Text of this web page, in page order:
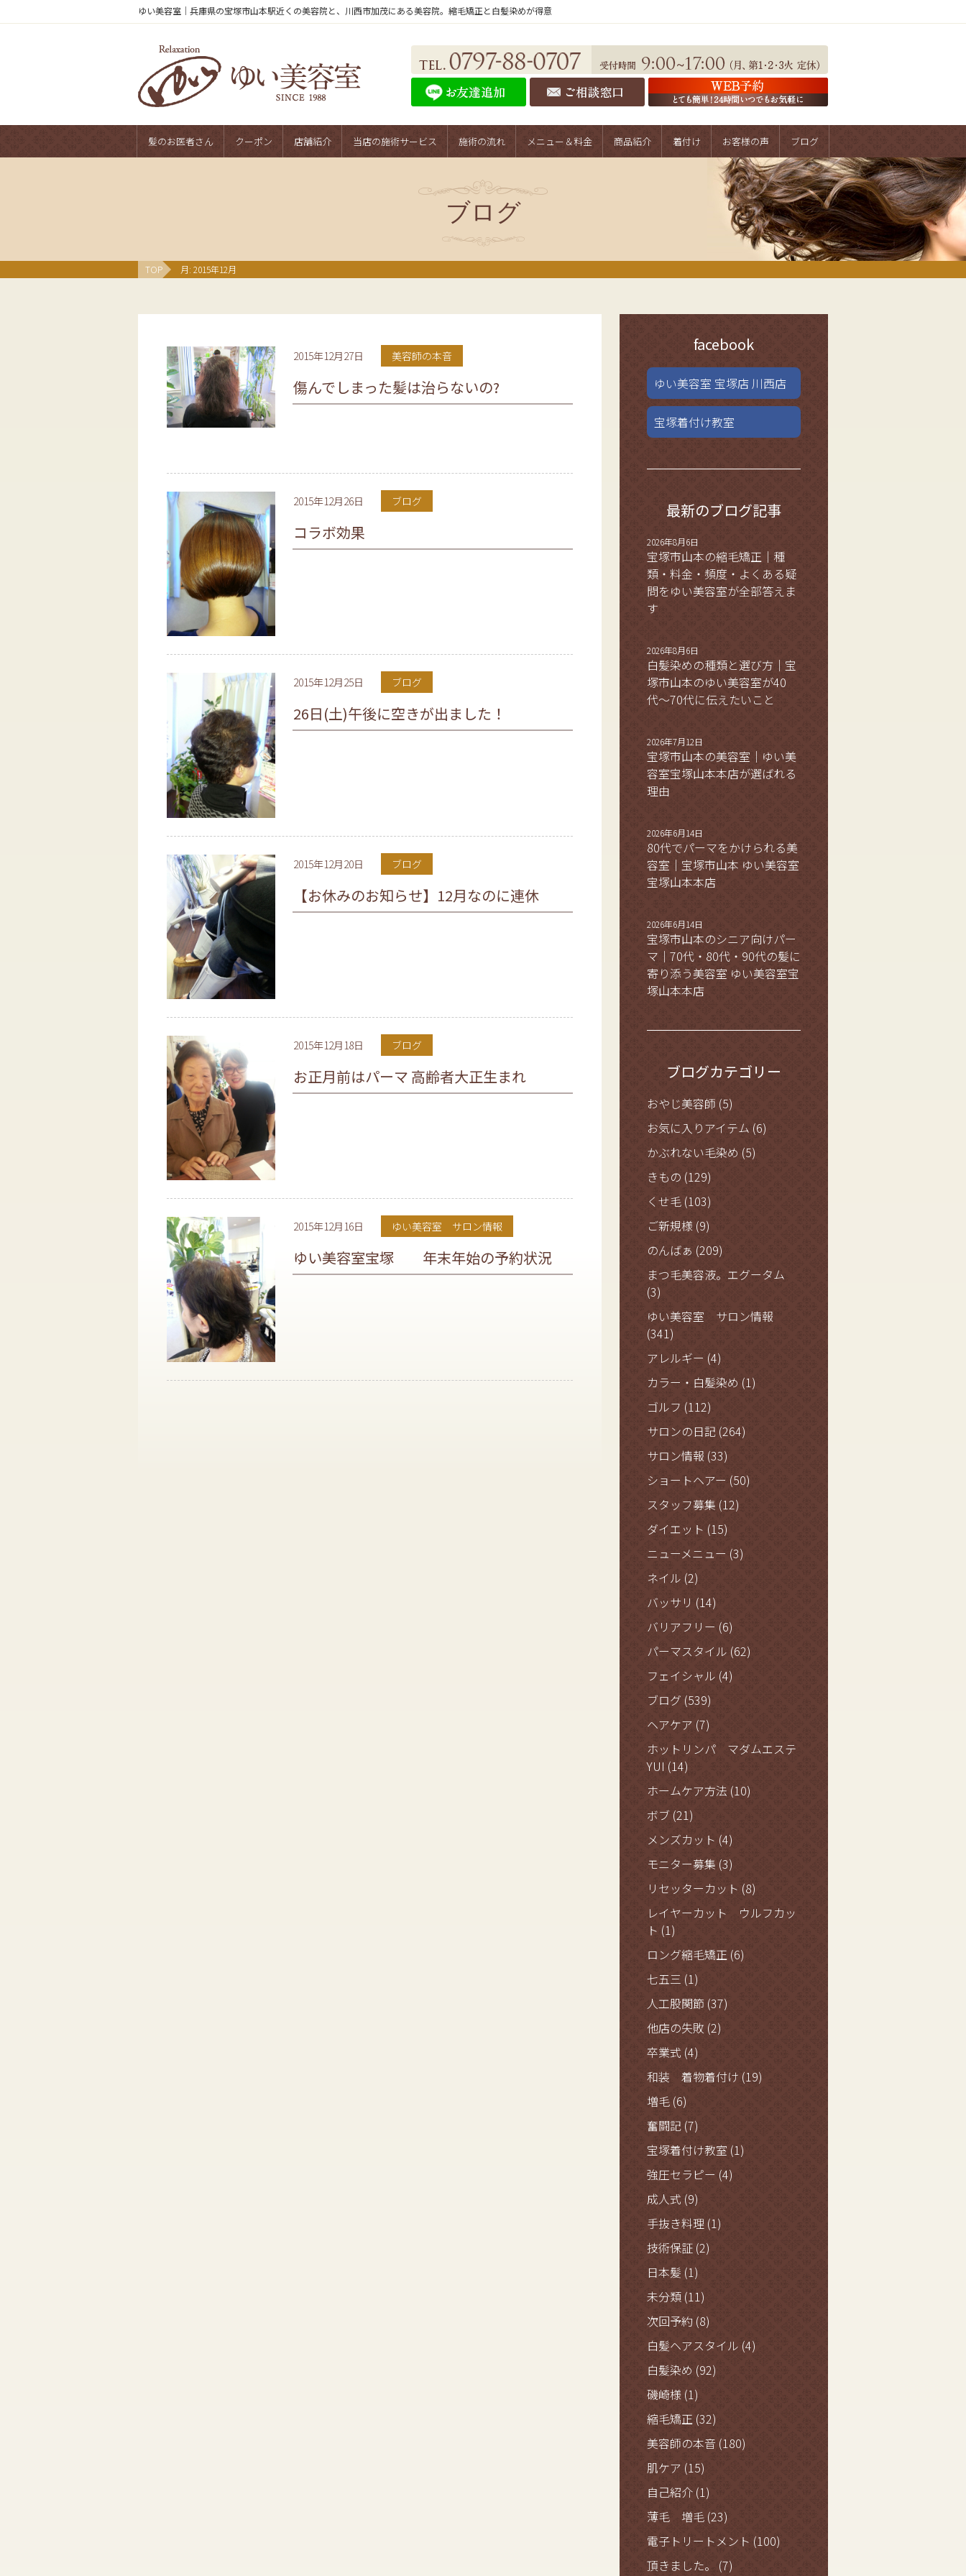
ゆい美容室｜兵庫県の宝塚市山本駅近くの美容院と、川西市加茂にある美容院。縮毛矯正と白髪染めが得意
髪のお医者さん クーポン 店舗紹介 当店の施術サービス 施術の流れ メニュー＆料金 商品紹介 着付け お客様の声 ブログ
ブログ
TOP 月: 2015年12月
2015年12月27日 美容師の本音
傷んでしまった髪は治らないの?
2015年12月26日 ブログ
コラボ効果
2015年12月25日 ブログ
26日(土)午後に空きが出ました！
2015年12月20日 ブログ
【お休みのお知らせ】12月なのに連休
2015年12月18日 ブログ
お正月前はパーマ 高齢者大正生まれ
2015年12月16日 ゆい美容室 サロン情報
ゆい美容室宝塚 年末年始の予約状況
facebook
ゆい美容室 宝塚店 川西店
宝塚着付け教室
最新のブログ記事
宝塚市山本の縮毛矯正｜種
類・料金・頻度・よくある疑
問をゆい美容室が全部答えま
す
2026年8月6日
白髪染めの種類と選び方｜宝
塚市山本のゆい美容室が40
代〜70代に伝えたいこと
2026年8月6日
宝塚市山本の美容室｜ゆい美
容室宝塚山本本店が選ばれる
理由
2026年7月12日
80代でパーマをかけられる美
容室｜宝塚市山本 ゆい美容室
宝塚山本本店
2026年6月14日
宝塚市山本のシニア向けパー
マ｜70代・80代・90代の髪に
寄り添う美容室 ゆい美容室宝
塚山本本店
2026年6月14日
ブログカテゴリー
おやじ美容師 (5)
お気に入りアイテム (6)
かぶれない毛染め (5)
きもの (129)
くせ毛 (103)
ご新規様 (9)
のんばぁ (209)
まつ毛美容液。エグータム
(3)
ゆい美容室 サロン情報
(341)
アレルギー (4)
カラー・白髪染め (1)
ゴルフ (112)
サロンの日記 (264)
サロン情報 (33)
ショートヘアー (50)
スタッフ募集 (12)
ダイエット (15)
ニューメニュー (3)
ネイル (2)
バッサリ (14)
バリアフリー (6)
パーマスタイル (62)
フェイシャル (4)
ブログ (539)
ヘアケア (7)
ホットリンパ マダムエステ
YUI (14)
ホームケア方法 (10)
ボブ (21)
メンズカット (4)
モニター募集 (3)
リセッターカット (8)
レイヤーカット ウルフカッ
ト (1)
ロング縮毛矯正 (6)
七五三 (1)
人工股関節 (37)
他店の失敗 (2)
卒業式 (4)
和装 着物着付け (19)
増毛 (6)
奮闘記 (7)
宝塚着付け教室 (1)
強圧セラピー (4)
成人式 (9)
手抜き料理 (1)
技術保証 (2)
日本髪 (1)
未分類 (11)
次回予約 (8)
白髪ヘアスタイル (4)
白髪染め (92)
磯崎様 (1)
縮毛矯正 (32)
美容師の本音 (180)
肌ケア (15)
自己紹介 (1)
薄毛 増毛 (23)
電子トリートメント (100)
頂きました。
(7)